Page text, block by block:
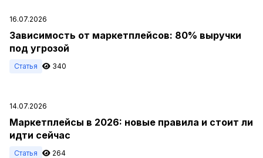
16.07.2026
Зависимость от маркетплейсов: 80% выручки
под угрозой
Статья 340
14.07.2026
Маркетплейсы в 2026: новые правила и стоит ли
идти сейчас
Статья 264